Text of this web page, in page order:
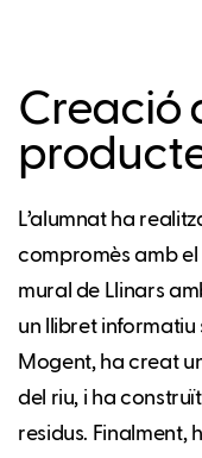
Creació
L’alumnat ha
compromès amb el
mural de Llinars
un llibret informatiu
Mogent, ha creat
del riu, i ha
residus. Finalment,